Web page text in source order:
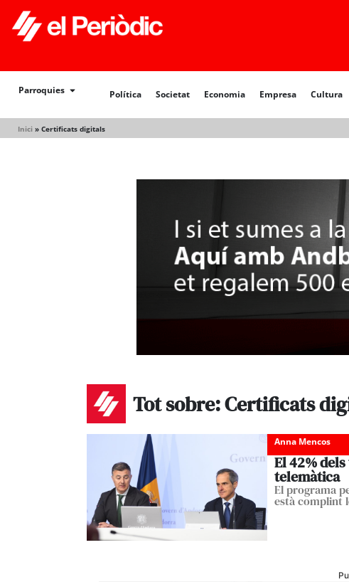
Parroquies Política Societat Economia Empresa Cultura
Inici » Certificats digitals
Política Societat
Tot sobre: Certificats
Anna Mencos
El 42%
telemàtica
El programa
està complint